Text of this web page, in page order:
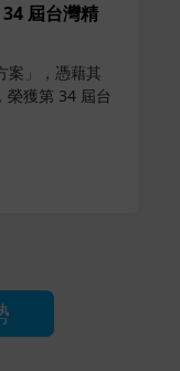
屆台灣精
案」，憑藉其
榮獲第 34 屆台